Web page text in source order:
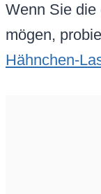
Wenn Sie die
mögen,
Hähnchen-